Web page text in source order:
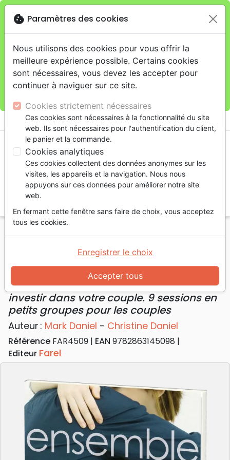
Je veux retirer ma commande au 4, rue Audubon
(Gare de Lyon), Parisclose
warningCette boutique en ligne est limitée au retrait en
magasin.
Pour les livraisons à domicile, veuillez passer vos
commandes sur la boutique La Maison de la Bible
shopping_cart
Accueil Livres Famille, couple
Mariage
Ensemble - investir dans votre couple. 9 sessions
en petits groupes pour les couples
Ensemble
investir dans votre couple. 9 sessions en
petits groupes pour les couples
Auteur : Mark Daniel - Christine Daniel
Référence FAR4509 EAN 9782863145098
Editeur Farel
cookie Paramètres des cookies
Nous utilisons des cookies pour vous offrir la
meilleure expérience possible. Certains cookies
sont nécessaires, vous devez les accepter pour
continuer à naviguer sur ce site.
Cookies strictement nécessaires
Ces cookies sont nécessaires à la fonctionnalité du site
web. Ils sont nécessaires pour l'authentification du client,
le panier et la commande.
Cookies analytiques
Ces cookies collectent des données anonymes sur les
visites, les appareils et la navigation. Nous nous
appuyons sur ces données pour améliorer notre site
web.
En fermant cette fenêtre sans faire de choix, vous acceptez
tous les cookies.
Accepter tous
Enregistrer le choix